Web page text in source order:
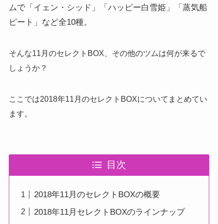
ムで「イェン・シッド」「ハッピー白雪姫」「蒸気船
ピート」など全10種。
そんな11月のセレクトBOX、その他のツムは何が来るで
しょうか？
ここでは2018年11月のセレクトBOXについてまとめてい
ます。
目次
2018年11月のセレクトBOXの概要
2018年11月セレクトBOXのラインナップ